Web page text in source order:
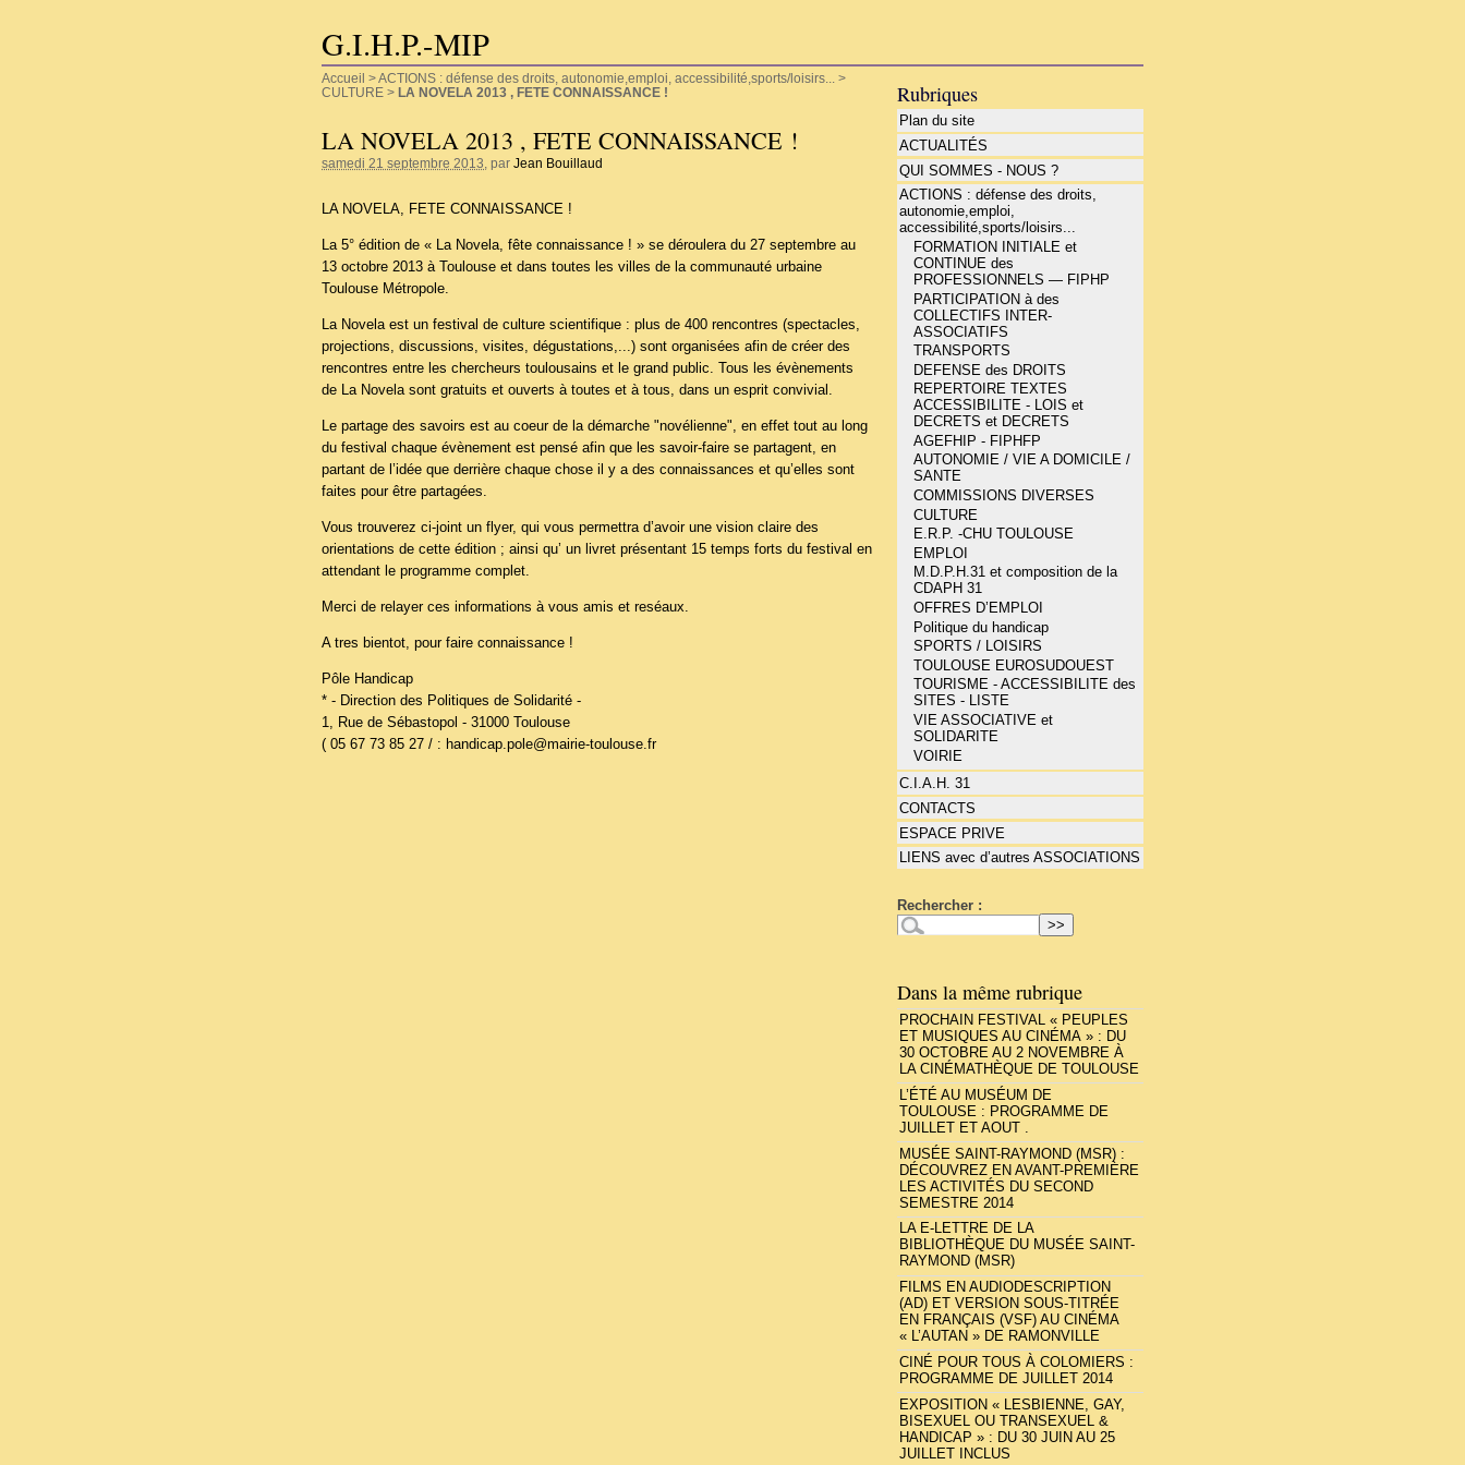
G.I.H.P.-MIP
Accueil >ACTIONS : défense des droits, autonomie,emploi, accessibilité,sports/loisirs...
>
CULTURE > LA NOVELA 2013 , FETE CONNAISSANCE !
LA NOVELA 2013 , FETE CONNAISSANCE !
samedi 21 septembre 2013 , par Jean Bouillaud
LA NOVELA, FETE CONNAISSANCE !
La 5° édition de « La Novela, fête connaissance ! » se déroulera du 27 septembre au
13 octobre 2013 à Toulouse et dans toutes les villes de la communauté urbaine
Toulouse Métropole.
La Novela est un festival de culture scientifique : plus de 400 rencontres (spectacles,
projections, discussions, visites, dégustations,...) sont organisées afin de créer des
rencontres entre les chercheurs toulousains et le grand public. Tous les évènements
de La Novela sont gratuits et ouverts à toutes et à tous, dans un esprit convivial.
Le partage des savoirs est au coeur de la démarche "novélienne", en effet tout au long
du festival chaque évènement est pensé afin que les savoir-faire se partagent, en
partant de l’idée que derrière chaque chose il y a des connaissances et qu’elles sont
faites pour être partagées.
Vous trouverez ci-joint un flyer, qui vous permettra d’avoir une vision claire des
orientations de cette édition ; ainsi qu’ un livret présentant 15 temps forts du festival en
attendant le programme complet.
Merci de relayer ces informations à vous amis et reséaux.
A tres bientot, pour faire connaissance !
Pôle Handicap
* - Direction des Politiques de Solidarité -
1, Rue de Sébastopol - 31000 Toulouse
( 05 67 73 85 27 / : handicap.pole@mairie-toulouse.fr
Rubriques
Plan du site
ACTUALITÉS
QUI SOMMES - NOUS ?
ACTIONS : défense des droits,
autonomie,emploi,
accessibilité,sports/loisirs...
FORMATION INITIALE et
CONTINUE des
PROFESSIONNELS — FIPHP
PARTICIPATION à des
COLLECTIFS INTER-
ASSOCIATIFS
TRANSPORTS
DEFENSE des DROITS
REPERTOIRE TEXTES
ACCESSIBILITE - LOIS et
DECRETS et DECRETS
AGEFHIP - FIPHFP
AUTONOMIE / VIE A DOMICILE /
SANTE
COMMISSIONS DIVERSES
CULTURE
E.R.P. -CHU TOULOUSE
EMPLOI
M.D.P.H.31 et composition de la
CDAPH 31
OFFRES D’EMPLOI
Politique du handicap
SPORTS / LOISIRS
TOULOUSE EUROSUDOUEST
TOURISME - ACCESSIBILITE des
SITES - LISTE
VIE ASSOCIATIVE et
SOLIDARITE
VOIRIE
C.I.A.H. 31
CONTACTS
ESPACE PRIVE
LIENS avec d’autres ASSOCIATIONS
Rechercher :
Dans la même rubrique
PROCHAIN FESTIVAL « PEUPLES
ET MUSIQUES AU CINÉMA » : DU
30 OCTOBRE AU 2 NOVEMBRE À
LA CINÉMATHÈQUE DE TOULOUSE
L’ÉTÉ AU MUSÉUM DE
TOULOUSE : PROGRAMME DE
JUILLET ET AOUT .
MUSÉE SAINT-RAYMOND (MSR) :
DÉCOUVREZ EN AVANT-PREMIÈRE
LES ACTIVITÉS DU SECOND
SEMESTRE 2014
LA E-LETTRE DE LA
BIBLIOTHÈQUE DU MUSÉE SAINT-
RAYMOND (MSR)
FILMS EN AUDIODESCRIPTION
(AD) ET VERSION SOUS-TITRÉE
EN FRANÇAIS (VSF) AU CINÉMA
« L’AUTAN » DE RAMONVILLE
CINÉ POUR TOUS À COLOMIERS :
PROGRAMME DE JUILLET 2014
EXPOSITION « LESBIENNE, GAY,
BISEXUEL OU TRANSEXUEL &
HANDICAP » : DU 30 JUIN AU 25
JUILLET INCLUS